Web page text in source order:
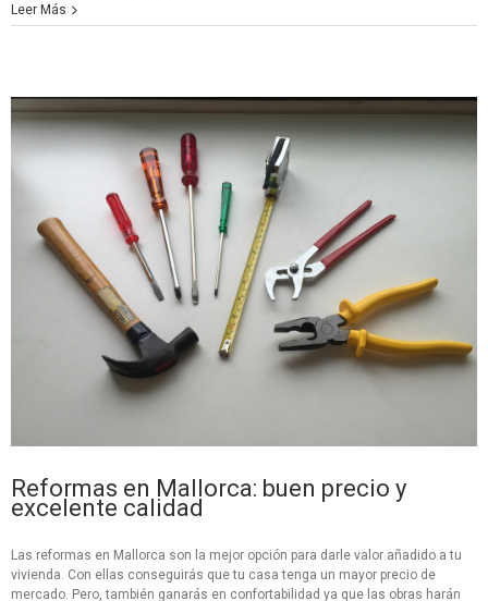
Leer Más
Reformas en Mallorca: buen precio y
excelente calidad
Las reformas en Mallorca son la mejor opción para darle valor añadido a tu
vivienda. Con ellas conseguirás que tu casa tenga un mayor precio de
mercado. Pero, también ganarás en confortabilidad ya que las obras harán